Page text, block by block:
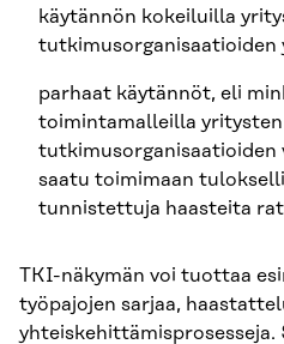
käytännön kokeiluilla
tutkimusorganisaatioiden
parhaat käytännöt, eli
toimintamalleilla yritysten
saatu toimimaan
tunnistettuja haasteita
TKI-näkymän voi tuottaa
työpajojen sarjaa,